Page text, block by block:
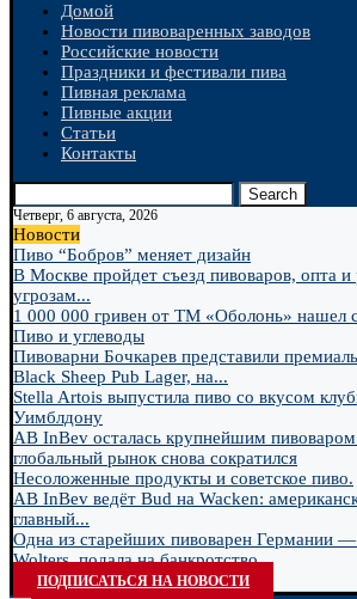
Домой
Новости пивоваренных заводов
Российские новости
Праздники и фестивали пива
Пивная реклама
Пивные акции
Статьи
Контакты
Search
Четверг, 6 августа, 2026
Новости
Пиво “Бобров” меняет дизайн
В Москве пройдет съезд пивоваров, опта
угрозам...
1 000 000 гривен от ТМ «Оболонь» нашел
Пиво и углеводы
Пивоварни Бочкарев представили
Black Sheep Pub Lager, на...
Stella Artois выпустила пиво со вкусом
Уимблдону
AB InBev осталась крупнейшим
глобальный рынок снова сократился
Несоложенные продукты и советское пиво.
AB InBev ведёт Bud на Wacken:
главный...
Одна из старейших пивоварен Германии
Wolters, подала на банкротство
ПОДПИСАТЬСЯ НА НОВОСТИ